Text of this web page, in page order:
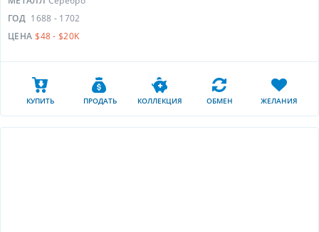
ГОД 1688 - 1702
ЦЕНА $48 - $20K
КУПИТЬ ПРОДАТЬ КОЛЛЕКЦИЯ ОБМЕН ЖЕЛАНИЯ